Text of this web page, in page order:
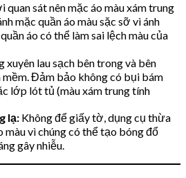
quan sát nên mặc áo màu xám trung
mặc quần áo màu sặc sỡ vì ánh
áo có thể làm sai lệch màu của
xuyên lau sạch bên trong và bên
Đảm bảo không có bụi bám
lớp lót tủ (màu xám trung tính
lạ: Không để giấy tờ, dụng cụ thừa
màu vì chúng có thể tạo bóng đổ
gây nhiễu.